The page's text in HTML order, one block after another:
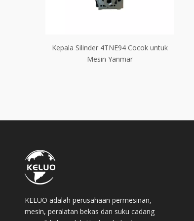
Kepala Silinder 4TNE94 Cocok untuk
Mesin Yanmar
KELUO adalah perusahaan permesinan,
mesin, peralatan bekas dan suku cadang